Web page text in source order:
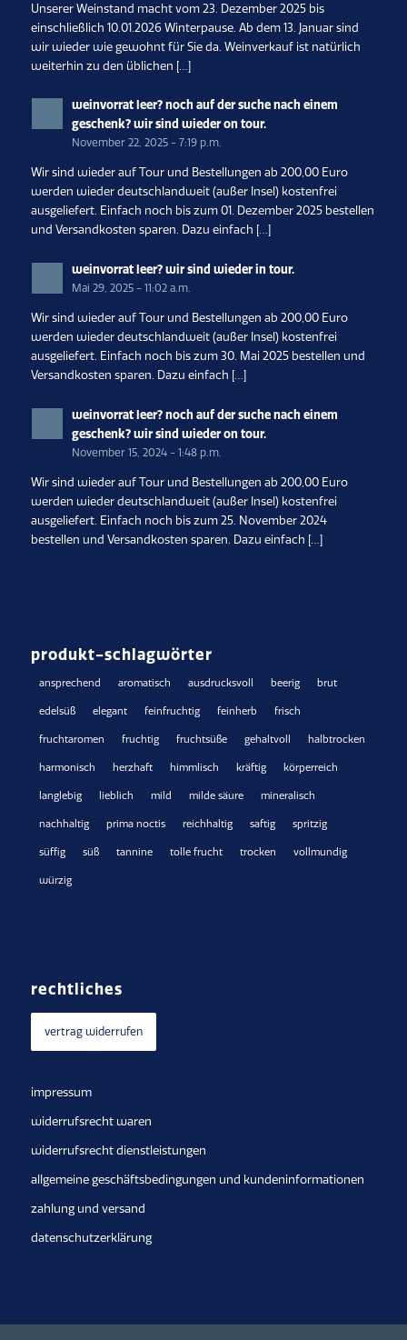
Unserer Weinstand macht vom 23. Dezember 2025 bis
einschließlich 10.01.2026 Winterpause. Ab dem 13. Januar sind
wir wieder wie gewohnt für Sie da. Weinverkauf ist natürlich
weiterhin zu den üblichen […]
weinvorrat leer? noch auf der suche nach einem
geschenk? wir sind wieder on tour.
November 22, 2025 - 7:19 p.m.
Wir sind wieder auf Tour und Bestellungen ab 200,00 Euro
werden wieder deutschlandweit (außer Insel) kostenfrei
ausgeliefert. Einfach noch bis zum 01. Dezember 2025 bestellen
und Versandkosten sparen. Dazu einfach […]
weinvorrat leer? wir sind wieder in tour.
Mai 29, 2025 - 11:02 a.m.
Wir sind wieder auf Tour und Bestellungen ab 200,00 Euro
werden wieder deutschlandweit (außer Insel) kostenfrei
ausgeliefert. Einfach noch bis zum 30. Mai 2025 bestellen und
Versandkosten sparen. Dazu einfach […]
weinvorrat leer? noch auf der suche nach einem
geschenk? wir sind wieder on tour.
November 15, 2024 - 1:48 p.m.
Wir sind wieder auf Tour und Bestellungen ab 200,00 Euro
werden wieder deutschlandweit (außer Insel) kostenfrei
ausgeliefert. Einfach noch bis zum 25. November 2024
bestellen und Versandkosten sparen. Dazu einfach […]
produkt-schlagwörter
ansprechend aromatisch ausdrucksvoll beerig brut
edelsüß elegant feinfruchtig feinherb frisch
fruchtaromen fruchtig fruchtsüße gehaltvoll halbtrocken
harmonisch herzhaft himmlisch kräftig körperreich
langlebig lieblich mild milde säure mineralisch
nachhaltig prima noctis reichhaltig saftig spritzig
süffig süß tannine tolle frucht trocken vollmundig
würzig
rechtliches
vertrag widerrufen
impressum
widerrufsrecht waren
widerrufsrecht dienstleistungen
allgemeine geschäftsbedingungen und kundeninformationen
zahlung und versand
datenschutzerklärung